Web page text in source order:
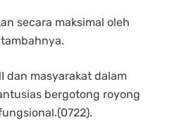
secara maksimal oleh
dan masyarakat dalam
bergotong royong